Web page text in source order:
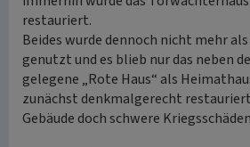
restauriert.
Beides wurde dennoch nicht mehr
genutzt und es blieb nur das neben
gelegene „Rote Haus“ als
zunächst denkmalgerecht
Gebäude doch schwere